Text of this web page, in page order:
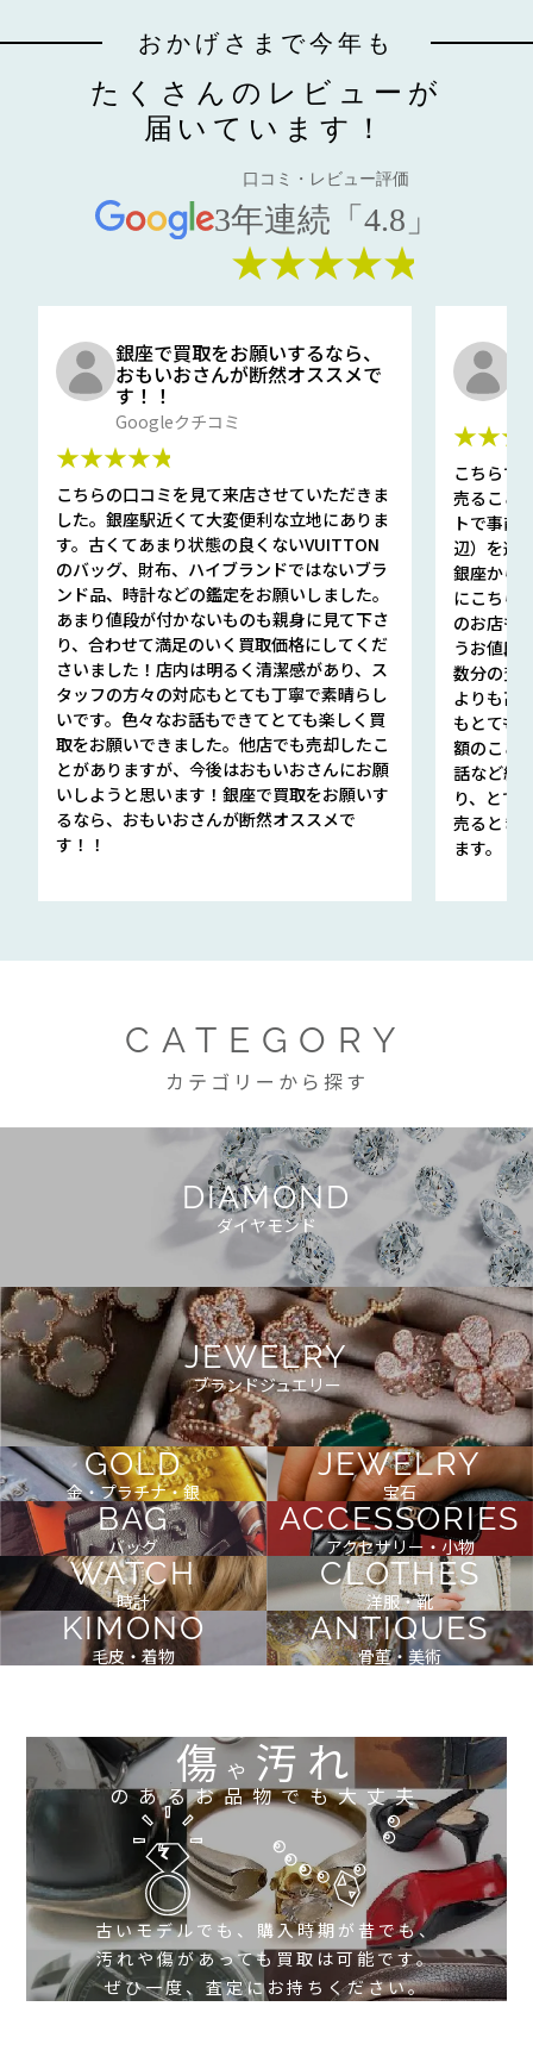
おかげさまで今年も
たくさんのレビューが
届いています！
口コミ・レビュー評価
3年連続「4.8」
★★★★★
銀座で買取をお願いするなら、
おもいおさんが断然オススメで
す！！
Googleクチコミ
★★★★★
こちらの口コミを見て来店させていただきま
した。銀座駅近くて大変便利な立地にありま
す。古くてあまり状態の良くないVUITTON
のバッグ、財布、ハイブランドではないブラ
ンド品、時計などの鑑定をお願いしました。
あまり値段が付かないものも親身に見て下さ
り、合わせて満足のいく買取価格にしてくだ
さいました！店内は明るく清潔感があり、ス
タッフの方々の対応もとても丁寧で素晴らし
いです。色々なお話もできてとても楽しく買
取をお願いできました。他店でも売却したこ
とがありますが、今後はおもいおさんにお願
いしようと思います！銀座で買取をお願いす
るなら、おもいおさんが断然オススメで
す！！
こちらで
売ること
トで事前
辺）を選
銀座から
にこちら
のお店も
うお値段
数分の査
よりも高
もとても
額のこと
話など細
り、とて
売るとき
ます。
CATEGORY
カテゴリーから探す
DIAMOND
ダイヤモンド
JEWELRY
ブランドジュエリー
GOLD
金・プラチナ・銀
JEWELRY
宝石
BAG
バッグ
ACCESSORIES
アクセサリー・小物
WATCH
時計
CLOTHES
洋服・靴
KIMONO
毛皮・着物
ANTIQUES
骨董・美術
傷や 汚れ
のあるお品物でも大丈夫
古いモデルでも、購入時期が昔でも、
汚れや傷があっても買取は可能です。
ぜひ一度、査定にお持ちください。